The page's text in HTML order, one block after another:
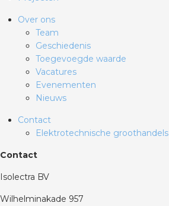
Over ons
Team
Geschiedenis
Toegevoegde waarde
Vacatures
Evenementen
Nieuws
Contact
Elektrotechnische groothandels
Contact
Isolectra BV
Wilhelminakade 957